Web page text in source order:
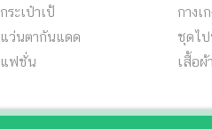
กระเป๋าเป้
แว่นตากันแดด
แฟชั่น
กางเ
ชุดไป
เสื้อผ้